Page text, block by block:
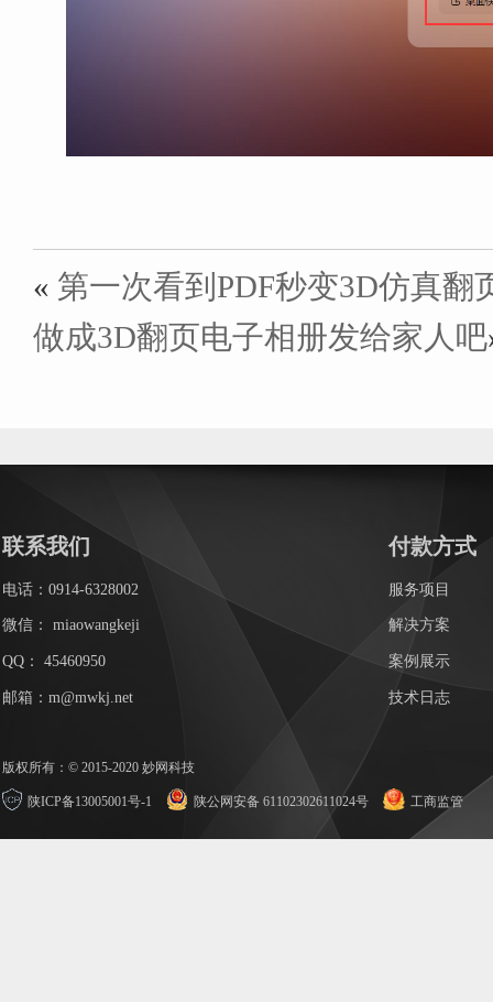
« 第一次看到PDF秒变3D仿真翻
做成3D翻页电子相册发给家人吧
联系我们 付款方式
电话：0914-6328002 服务项目
微信： miaowangkeji 解决方案
QQ： 45460950 案例展示
邮箱：m@mwkj.net 技术日志
版权所有：© 2015-2020 妙网科技
陕ICP备13005001号-1 陕公网安备 61102302611024号 工商监管